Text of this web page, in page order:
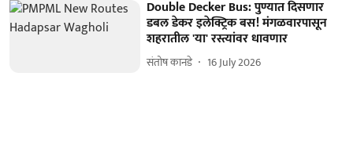
Double Decker Bus: पुण्यात दिसणार
डबल डेकर इलेक्ट्रिक बस! मंगळवारपासून
शहरातील 'या' रस्त्यांवर धावणार
संतोष कानडे 16 July 2026